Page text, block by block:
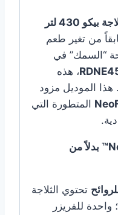
طعام طازج وروائح منفصلة: ثلاجة بيكو 430 لتر
من تغير طعم
“السمك” في
، هذه
الموديل مزود
المتطورة التي
لماذا تختار تكنولوجيا NeoFrost™ بدلاً من
تحتوي الثلاجة
واحدة للفريزر